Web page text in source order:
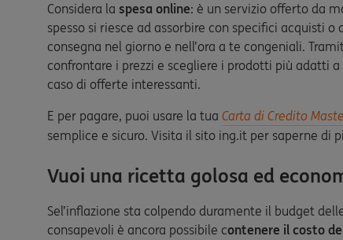
Considera la spesa online: è un servizio offerto da
spesso si riesce ad assorbire con specifici acquisti
consegna nel giorno e nell’ora a te congeniali.
confrontare i prezzi e scegliere i prodotti più adatti
caso di offerte interessanti.
E per pagare, puoi usare la tua Carta di Credito
semplice e sicuro. Visita il sito ing.it per saperne di
Vuoi una ricetta golosa ed
Sel’inflazione sta colpendo duramente il budget
consapevoli è ancora possibile contenere il costo